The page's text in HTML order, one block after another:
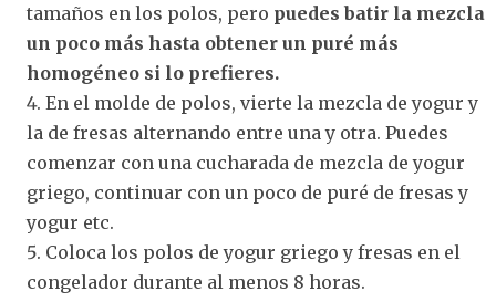
tamaños en los polos, pero puedes batir la mezcla
un poco más hasta obtener un puré más
homogéneo si lo prefieres.
En el molde de polos, vierte la mezcla de yogur y
la de fresas alternando entre una y otra. Puedes
comenzar con una cucharada de mezcla de yogur
griego, continuar con un poco de puré de fresas y
yogur etc.
Coloca los polos de yogur griego y fresas en el
congelador durante al menos 8 horas.